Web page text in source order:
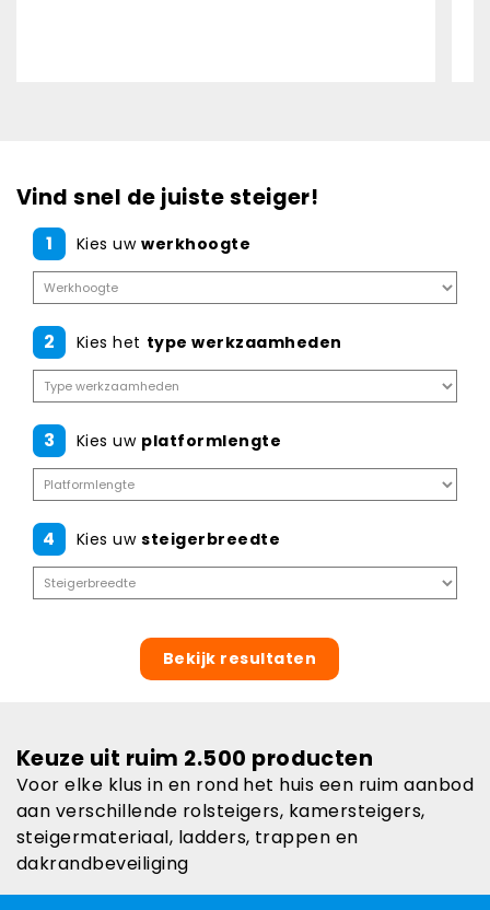
Vind snel de juiste steiger!
1 Kies uw werkhoogte
2 Kies het type werkzaamheden
3 Kies uw platformlengte
4 Kies uw steigerbreedte
Bekijk resultaten
Keuze uit ruim 2.500 producten
Voor elke klus in en rond het huis een ruim aanbod
aan verschillende rolsteigers, kamersteigers,
steigermateriaal, ladders, trappen en
dakrandbeveiliging